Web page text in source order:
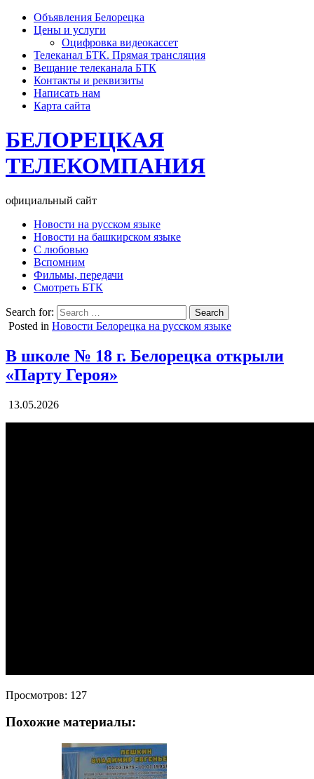
Объявления Белорецка
Цены и услуги
Оцифровка видеокассет
Телеканал БТК. Прямая трансляция
Вещание телеканала БТК
Контакты и реквизиты
Написать нам
Карта сайта
БЕЛОРЕЦКАЯ
ТЕЛЕКОМПАНИЯ
официальный сайт
Новости на русском языке
Новости на башкирском языке
С любовью
Вспомним
Фильмы, передачи
Смотреть БТК
Search for:
Posted in Новости Белорецка на русском языке
В школе № 18 г. Белорецка открыли
«Парту Героя»
13.05.2026
Просмотров: 127
Похожие материалы: